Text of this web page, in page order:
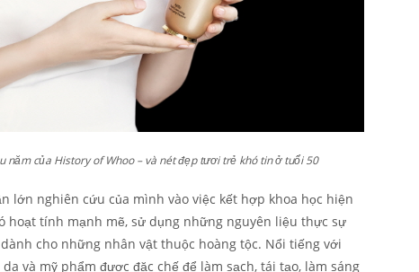
năm của History of Whoo – và nét đẹp tươi trẻ khó tin ở tuổi 50
lớn nghiên cứu của mình vào việc kết hợp khoa học hiện
hoạt tính mạnh mẽ, sử dụng những nguyên liệu thực sự
cho những nhân vật thuộc hoàng tộc. Nổi tiếng với
và mỹ phẩm được đặc chế để làm sạch, tái tạo, làm sáng